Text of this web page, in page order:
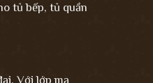
tủ bếp, tủ quần
Với lớp mạ